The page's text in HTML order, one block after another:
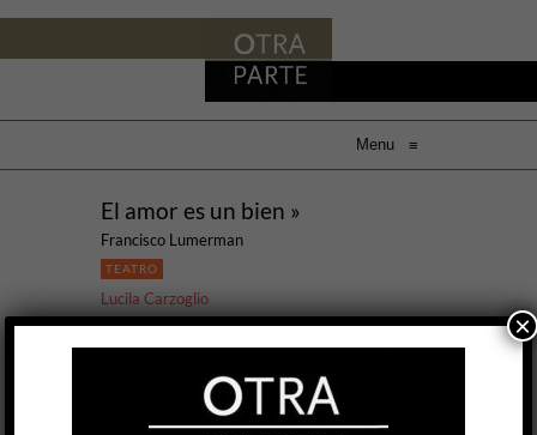
Menu ≡
El amor es un bien »
Francisco Lumerman
TEATRO
Lucila Carzoglio
27 OCT, 2016
aunque la intención de amar también. Entre el
océano Atlántico y la estepa patagónica, esa
×